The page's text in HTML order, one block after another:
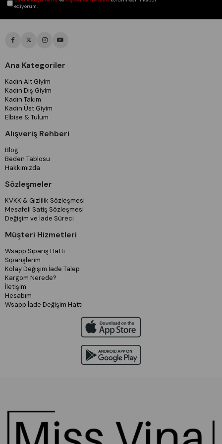
ediyorum.
Ana Kategoriler
Kadın Alt Giyim
Kadın Dış Giyim
Kadın Takım
Kadın Üst Giyim
Elbise & Tulum
Alışveriş Rehberi
Blog
Beden Tablosu
Hakkımızda
Sözleşmeler
KVKK & Gizlilik Sözleşmesi
Mesafeli Satiş Sözleşmesi
Değişim ve İade Süreci
Müşteri Hizmetleri
Wsapp Sipariş Hattı
Siparişlerim
Kolay Değişim İade Talep
Kargom Nerede?
İletişim
Hesabım
Wsapp İade Değişim Hattı